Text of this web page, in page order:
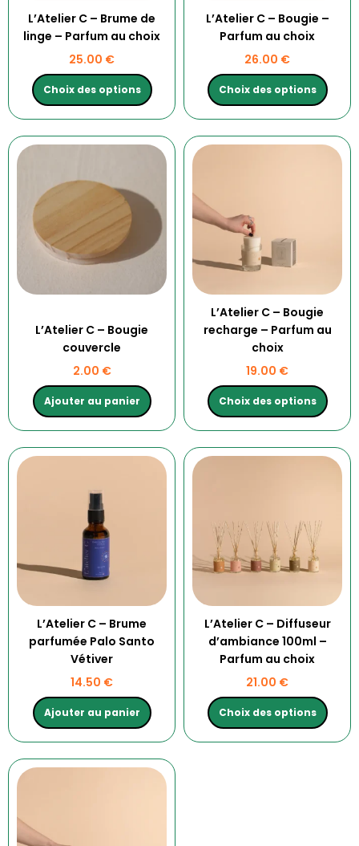
L’Atelier C – Brume de
linge – Parfum au choix
25.00 €
Choix des options
sur
la
page
du
produit
L’Atelier C – Bougie –
Parfum au choix
26.00 €
Choix des options
choisies
sur
la
page
du
produit
L’Atelier C – Bougie
couvercle
2.00 €
Ajouter au panier
L’Atelier C – Bougie
recharge – Parfum au
choix
19.00 €
Choix des options
Ce
options
peuvent
sur
la
page
du
produit
L’Atelier C – Brume
parfumée Palo Santo
Vétiver
14.50 €
Ajouter au panier
L’Atelier C – Diffuseur
d’ambiance 100ml –
Parfum au choix
21.00 €
Choix des options
Ce
variations.
Les
options
choisies
sur
la
page
du
produit
Ce